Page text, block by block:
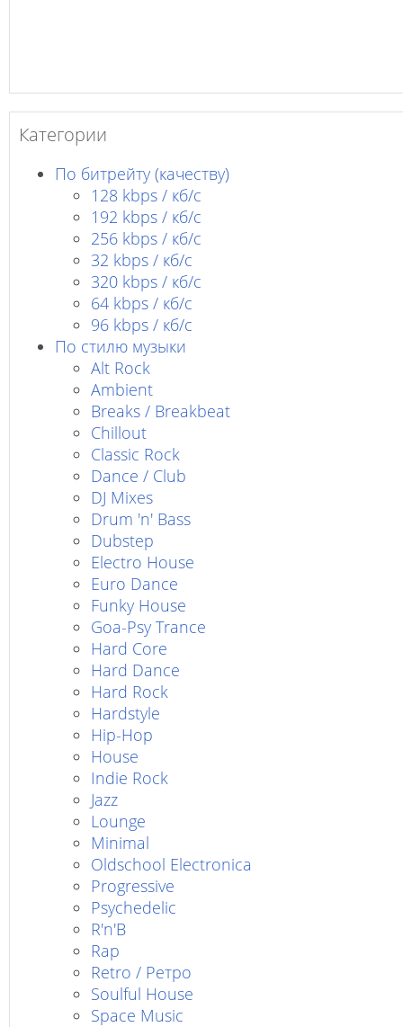
Категории
По битрейту (качеству)
128 kbps / кб/c
192 kbps / кб/c
256 kbps / кб/с
32 kbps / кб/c
320 kbps / кб/с
64 kbps / кб/c
96 kbps / кб/c
По стилю музыки
Alt Rock
Ambient
Breaks / Breakbeat
Chillout
Classic Rock
Dance / Club
DJ Mixes
Drum 'n' Bass
Dubstep
Electro House
Euro Dance
Funky House
Goa-Psy Trance
Hard Core
Hard Dance
Hard Rock
Hardstyle
Hip-Hop
House
Indie Rock
Jazz
Lounge
Minimal
Oldschool Electronica
Progressive
Psychedelic
R'n'B
Rap
Retro / Ретро
Soulful House
Space Music